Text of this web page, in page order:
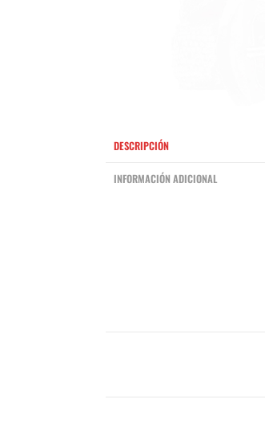
DESCRIPCIÓN
INFORMACIÓN ADICIONAL